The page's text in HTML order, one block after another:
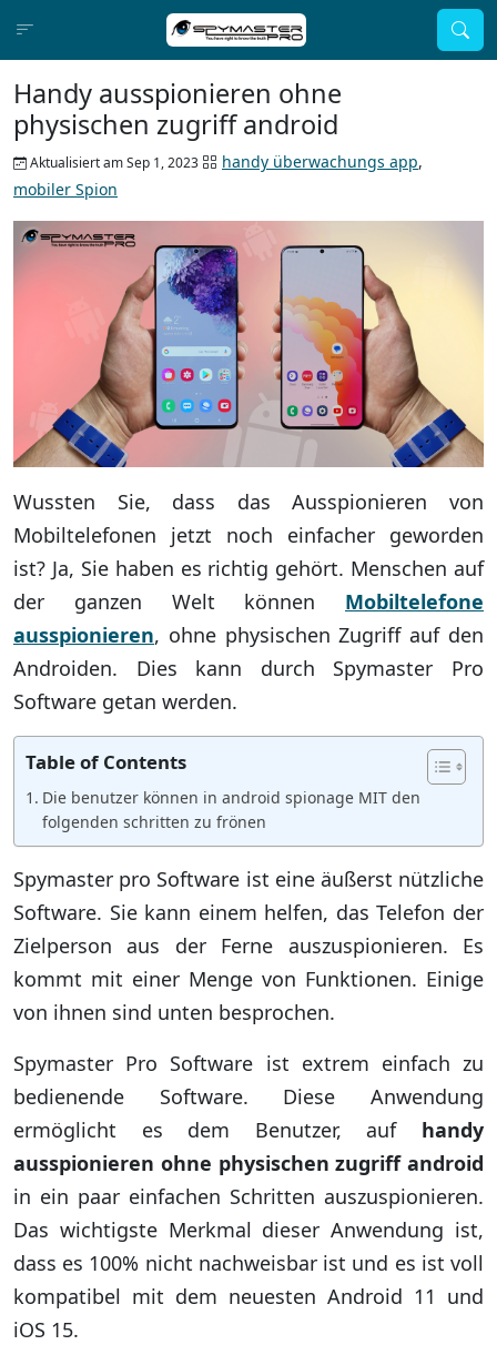
Handy ausspionieren ohne
physischen zugriff android
Aktualisiert am Sep 1, 2023 handy überwachungs app,
mobiler Spion
Wussten Sie, dass das Ausspionieren von
Mobiltelefonen jetzt noch einfacher geworden
ist? Ja, Sie haben es richtig gehört. Menschen auf
der ganzen Welt können Mobiltelefone
ausspionieren, ohne physischen Zugriff auf den
Androiden. Dies kann durch Spymaster Pro
Software getan werden.
Table of Contents
Die benutzer können in android spionage MIT den
folgenden schritten zu frönen
Spymaster pro Software ist eine äußerst nützliche
Software. Sie kann einem helfen, das Telefon der
Zielperson aus der Ferne auszuspionieren. Es
kommt mit einer Menge von Funktionen. Einige
von ihnen sind unten besprochen.
Spymaster Pro Software ist extrem einfach zu
bedienende Software. Diese Anwendung
ermöglicht es dem Benutzer, auf handy
ausspionieren ohne physischen zugriff android
in ein paar einfachen Schritten auszuspionieren.
Das wichtigste Merkmal dieser Anwendung ist,
dass es 100% nicht nachweisbar ist und es ist voll
kompatibel mit dem neuesten Android 11 und
iOS 15.